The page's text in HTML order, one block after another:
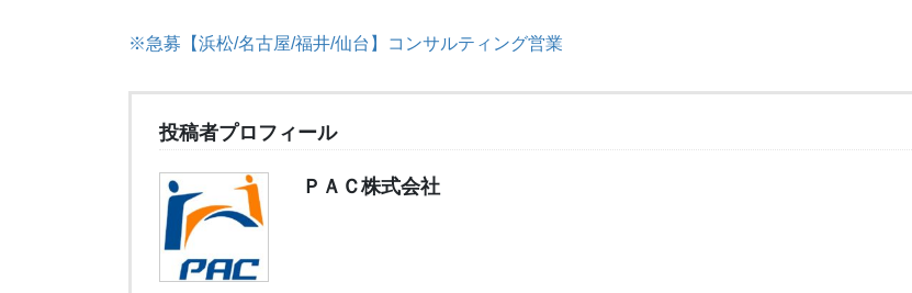
※急募【浜松/名古屋/福井/仙台】コンサルティング営業
投稿者プロフィール
ＰＡＣ株式会社